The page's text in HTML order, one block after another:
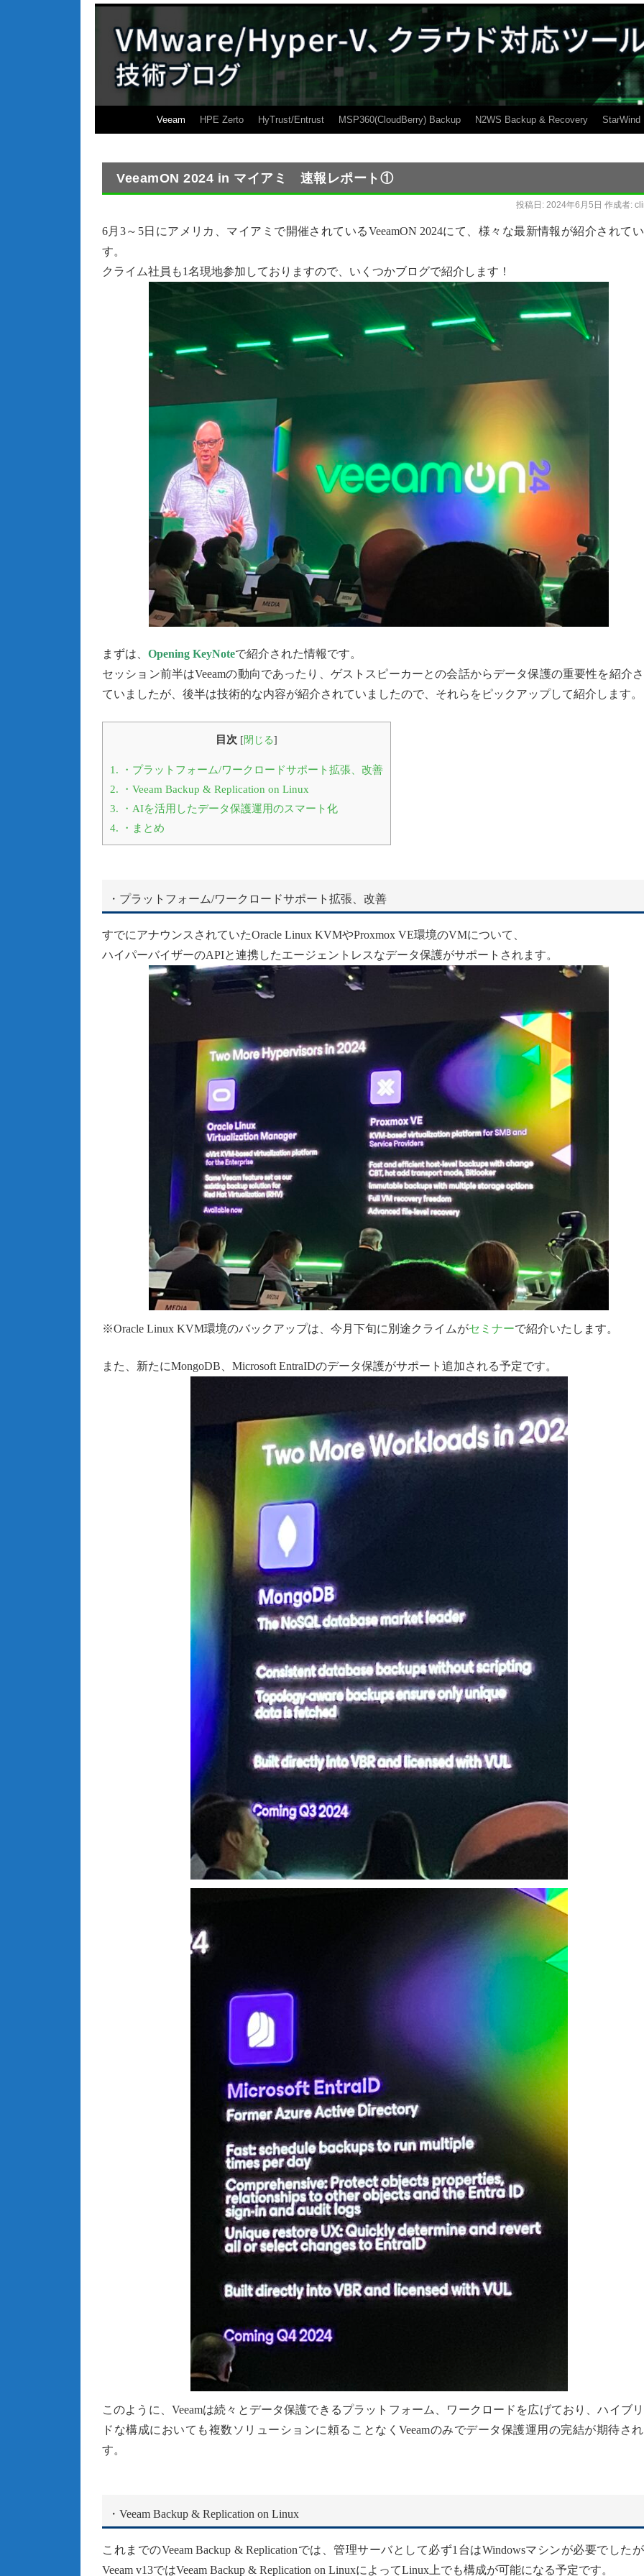
Veeam HPE Zerto HyTrust/Entrust MSP360(CloudBerry) Backup N2WS Backup & Recovery StarWind
VeeamON 2024 in マイアミ 速報レポート①
投稿日: 2024年6月5日 作成者:
6月3～5日にアメリカ、マイアミで開催されているVeeamON 2024にて、様々な最新情報が紹介されて
す。
クライム社員も1名現地参加しておりますので、いくつかブログで紹介します！
まずは、 Opening KeyNoteで紹介された情報です。
セッション前半はVeeamの動向であったり、ゲストスピーカーとの会話からデータ保護の重要性を紹介
ていましたが、後半は技術的な内容が紹介されていましたので、それらをピックアップして紹介します。
目次 [ 閉じる]
1. ・プラットフォーム/ワークロードサポート拡張、改善
2. ・Veeam Backup & Replication on Linux
3. ・AIを活用したデータ保護運用のスマート化
4. ・まとめ
・プラットフォーム/ワークロードサポート拡張、改善
すでにアナウンスされていたOracle Linux KVMやProxmox VE環境のVMについて、
ハイパーバイザーのAPIと連携したエージェントレスなデータ保護がサポートされます。
※Oracle Linux KVM環境のバックアップは、今月下旬に別途クライムがセミナーで紹介いたします。
また、新たにMongoDB、Microsoft EntraIDのデータ保護がサポート追加される予定です。
このように、Veeamは続々とデータ保護できるプラットフォーム、ワークロードを広げており、ハイブ
ドな構成においても複数ソリューションに頼ることなくVeeamのみでデータ保護運用の完結が期待さ
す。
・Veeam Backup & Replication on Linux
これまでのVeeam Backup & Replicationでは、管理サーバとして必ず1台はWindowsマシンが必要でした
Veeam v13ではVeeam Backup & Replication on LinuxによってLinux上でも構成が可能になる予定です。